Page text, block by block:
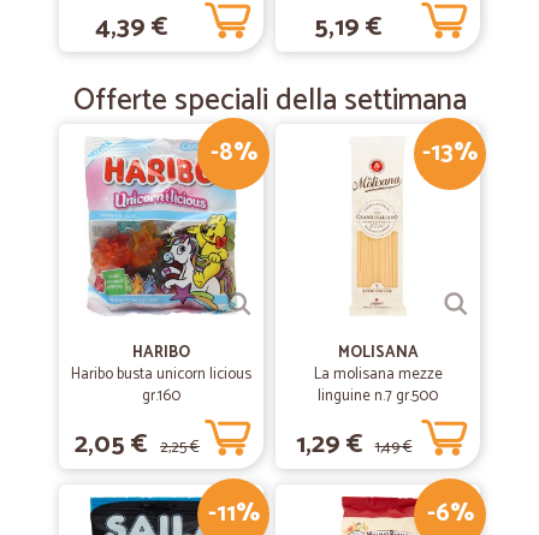
4,39 € 5,19 €
Offerte speciali della settimana
-8%
HARIBO
Haribo busta unicorn licious
gr.160
2,05 € 2,25 €
-13%
MOLISANA
La molisana mezze
linguine n.7 gr.500
1,29 € 1,49 €
-11% -6%